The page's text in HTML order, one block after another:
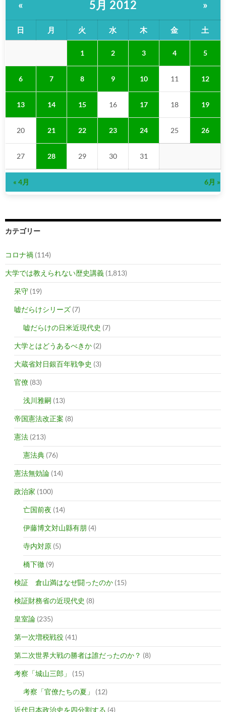
« 5月 2012 »
日 月 火 水 木 金 土
1 2 3 4 5
6 7 8 9 10 11 12
13 14 15 16 17 18 19
20 21 22 23 24 25 26
27 28 29 30 31
« 4月 6月 »
カテゴリー
コロナ禍 (114)
大学では教えられない歴史講義 (1,813)
呆守 (19)
嘘だらけシリーズ (7)
嘘だらけの日米近現代史 (7)
大学とはどうあるべきか (2)
大蔵省対日銀百年戦争史 (3)
官僚 (83)
浅川雅嗣 (13)
帝国憲法改正案 (8)
憲法 (213)
憲法典 (76)
憲法無効論 (14)
政治家 (100)
亡国前夜 (14)
伊藤博文対山縣有朋 (4)
寺内対原 (5)
橋下徹 (9)
検証 倉山満はなぜ闘ったのか (15)
検証財務省の近現代史 (8)
皇室論 (235)
第一次増税戦役 (41)
第二次世界大戦の勝者は誰だったのか？ (8)
考察「城山三郎」 (15)
考察「官僚たちの夏」 (12)
近代日本政治史を四分割する (4)